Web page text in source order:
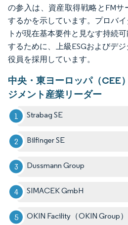
の参入は、資産取得戦略とFM
するかを示しています。プロバ
トが現在基本要件と見なす持続
するために、上級ESGおよびデ
役員を採用しています。
中央・東ヨーロッパ（CEE
ジメント産業リーダー
Strabag SE
Bilfinger SE
Dussmann Group
SIMACEK GmbH
OKIN Facility（OKIN Group）